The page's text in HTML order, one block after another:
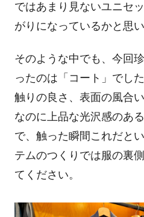
ではあまり見ないユニセ
がりになっているかと思い
そのような中でも、今回
ったのは「コート」でした
触りの良さ、表面の風合
なのに上品な光沢感のあ
で、触った瞬間これだと
テムのつくりでは服の裏
てください。